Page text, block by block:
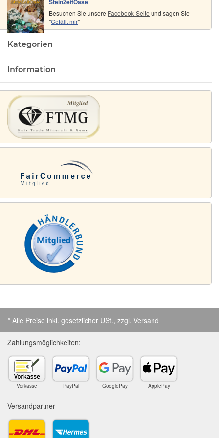
SteinZeitOase
Besuchen Sie unsere Facebook-Seite und sagen Sie
"Gefällt mir"
Kategorien
Information
* Alle Preise inkl. gesetzlicher USt., zzgl. Versand
Zahlungsmöglichkeiten:
Vorkasse PayPal GooglePay ApplePay
Versandpartner